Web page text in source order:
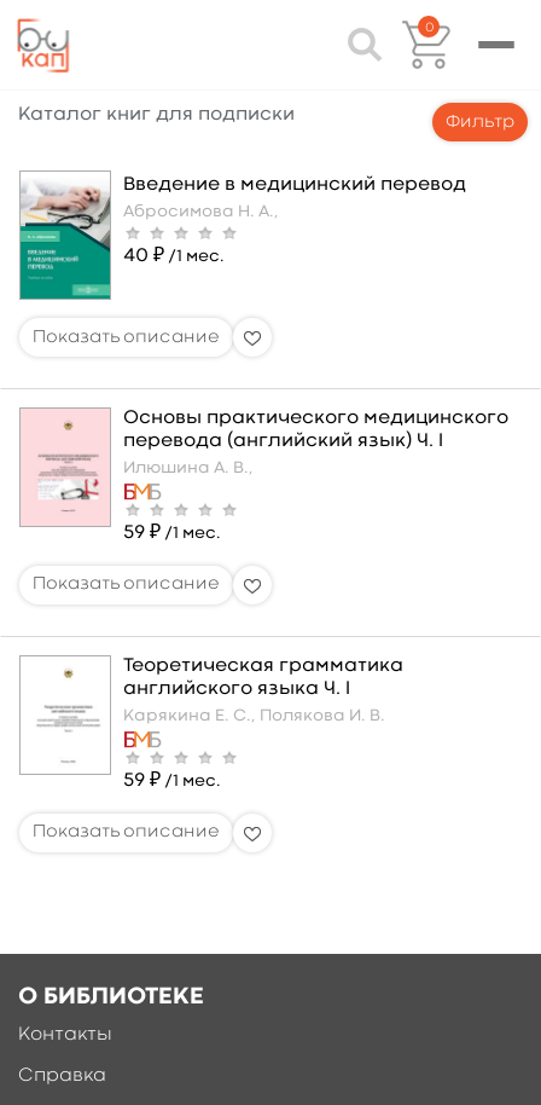
0
Каталог книг для подписки Фильтр
Введение в медицинский перевод
Абросимова Н. А.,
40 ₽ /1 мес.
Основы практического медицинского
перевода (английский язык) Ч. I
Илюшина А. В.,
59 ₽ /1 мес.
Теоретическая грамматика
английского языка Ч. I
Карякина Е. С., Полякова И. В.
59 ₽ /1 мес.
О БИБЛИОТЕКЕ
Контакты
Справка